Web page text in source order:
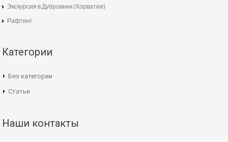
Экскурсия в Дубровник (Хорватия)
Рафтинг
Категории
Без категории
Статьи
Наши контакты